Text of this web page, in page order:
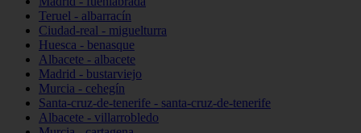
Teruel - albarracín
Ciudad-real - miguelturra
Huesca - benasque
Albacete - albacete
Madrid - bustarviejo
Murcia - cehegín
Santa-cruz-de-tenerife - santa-cruz-de-tenerife
Albacete - villarrobledo